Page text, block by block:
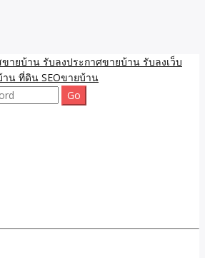
รับจ้างโพสขาย
ระกาศขายบ้าน
ายบ้าน อันดับ1
ที่ดิน SEOขาย
ว็บขายบ้าน รับโพสบ้าน รับลงประกาศขาย
อสังหา ราคาถูก รับลงขายบ้าน